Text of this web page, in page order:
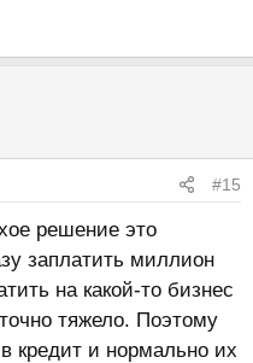
#15
решение это
заплатить миллион
на какой-то бизнес
тяжело. Поэтому
кредит и нормально их